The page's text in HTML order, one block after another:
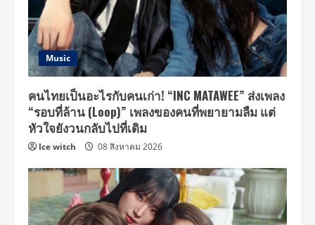
Music
คนไทยเป็นอะไรกับคนเก่า! “INC MATAWEE” ส่งเพลง
“รอบที่ล้าน (Loop)” เพลงของคนที่พยายามลืม แต่
หัวใจยังวนกลับไปที่เดิม
Ice witch 08 สิงหาคม 2026